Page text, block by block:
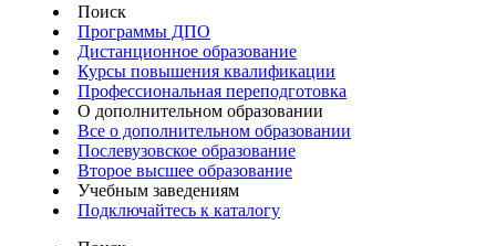
Поиск
Программы ДПО
Дистанционное образование
Курсы повышения квалификации
Профессиональная переподготовка
О дополнительном образовании
Все о дополнительном образовании
Послевузовское образование
Второе высшее образование
Учебным заведениям
Подключайтесь к каталогу